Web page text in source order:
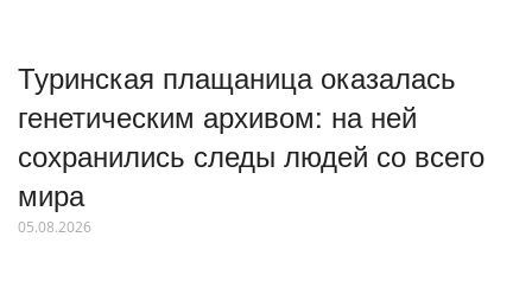
Туринская плащаница оказалась
генетическим архивом: на ней
сохранились следы людей со всего
мира
05.08.2026